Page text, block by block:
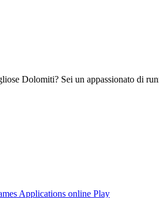
Dolomiti? Sei un appassionato di
Applications online Play